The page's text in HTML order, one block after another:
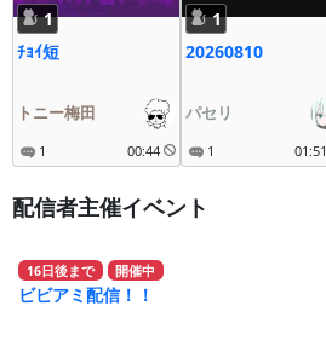
1
ﾁｮｲ短
トニー梅田
1 00:44
1
20260810
パセリ
1 01:51
配信者主催イベント
16日後まで 開催中
ビビアミ配信！！